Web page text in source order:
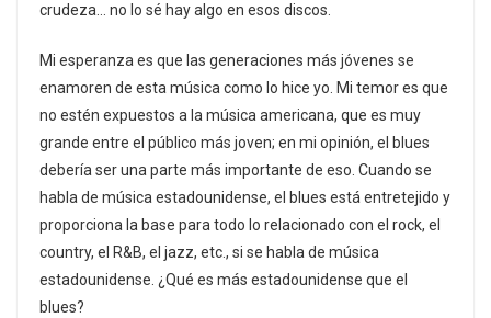
crudeza… no lo sé hay algo en esos discos.
Mi esperanza es que las generaciones más jóvenes se
enamoren de esta música como lo hice yo. Mi temor es que
no estén expuestos a la música americana, que es muy
grande entre el público más joven; en mi opinión, el blues
debería ser una parte más importante de eso. Cuando se
habla de música estadounidense, el blues está entretejido y
proporciona la base para todo lo relacionado con el rock, el
country, el R&B, el jazz, etc., si se habla de música
estadounidense. ¿Qué es más estadounidense que el
blues?